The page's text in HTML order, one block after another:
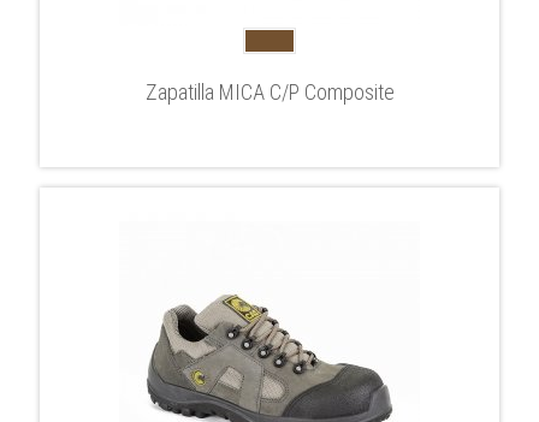
Zapatilla MICA C/P Composite